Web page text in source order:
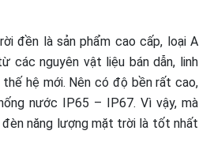
đền là sản phẩm cao cấp, loại A
các nguyên vật liệu bán dẫn, linh
thế hệ mới. Nên có độ bền rất cao,
nước IP65 – IP67. Vì vậy, mà
đèn năng lượng mặt trời là tốt nhất